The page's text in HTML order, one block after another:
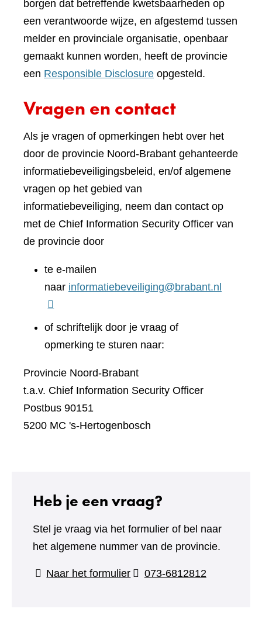
borgen dat betreffende kwetsbaarheden op
een verantwoorde wijze, en afgestemd tussen
melder en provinciale organisatie, openbaar
gemaakt kunnen worden, heeft de provincie
een Responsible Disclosure opgesteld.
Vragen en contact
Als je vragen of opmerkingen hebt over het
door de provincie Noord-Brabant gehanteerde
informatiebeveiligingsbeleid, en/of algemene
vragen op het gebied van
informatiebeveiliging, neem dan contact op
met de Chief Information Security Officer van
de provincie door
te e-mailen
naar informatiebeveiliging@brabant.nl
of schriftelijk door je vraag of
opmerking te sturen naar:
Provincie Noord-Brabant
t.a.v. Chief Information Security Officer
Postbus 90151
5200 MC 's-Hertogenbosch
Heb je een vraag?
Stel je vraag via het formulier of bel naar
het algemene nummer van de provincie.
Naar het formulier(verwijst
073-6812812